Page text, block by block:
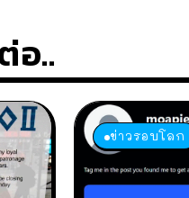
อ..
ข่าวรอบโลก